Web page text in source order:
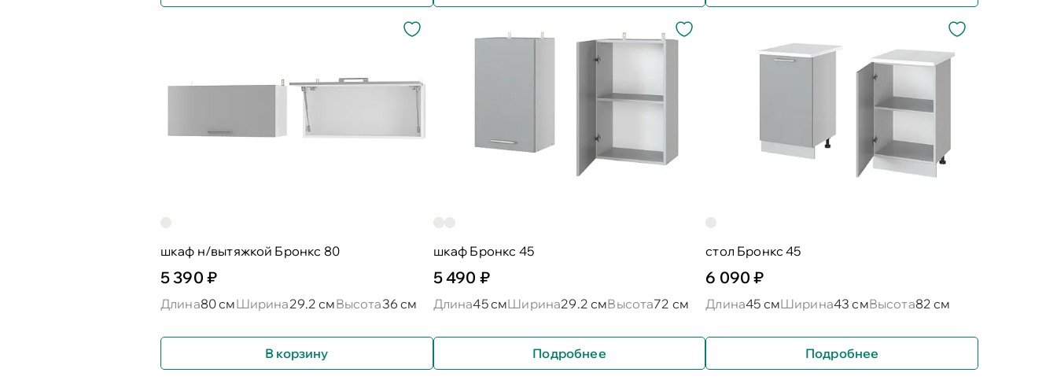
шкаф н/вытяжкой Бронкс 80
5 390 ₽
Длина80 смШирина29.2 смВысота36 см
В корзину
шкаф Бронкс 45
5 490 ₽
Длина45 смШирина29.2 смВысота72 см
Подробнее
стол Бронкс 45
6 090 ₽
Длина45 смШирина43 смВысота82 см
Подробнее